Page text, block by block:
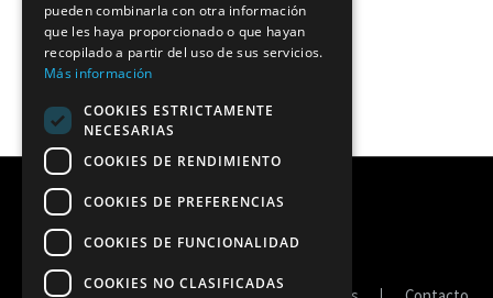
pueden combinarla con otra información
que les haya proporcionado o que hayan
recopilado a partir del uso de sus servicios.
Más información
COOKIES ESTRICTAMENTE
NECESARIAS
COOKIES DE RENDIMIENTO
COOKIES DE PREFERENCIAS
COOKIES DE FUNCIONALIDAD
COOKIES NO CLASIFICADAS